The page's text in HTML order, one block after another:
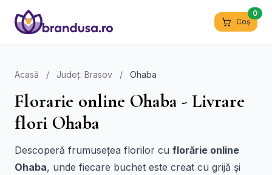
Coș
0
Acasă / Județ: Brasov / Ohaba
Florarie online Ohaba - Livrare
flori Ohaba
Descoperă frumusețea florilor cu florărie online
Ohaba, unde fiecare buchet este creat cu grijă și